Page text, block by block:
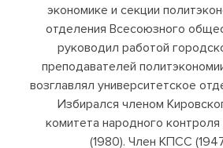
экономике и секции
отделения Всесоюзного
руководил работой
преподавателей
возглавлял университетское
Избирался членом
комитета народного
(1980). Член КПСС